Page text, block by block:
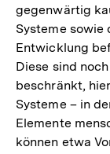
gegenwärtig
Systeme sowie
Entwicklung
Diese sind
beschränkt,
Systeme – in
Elemente
können etwa